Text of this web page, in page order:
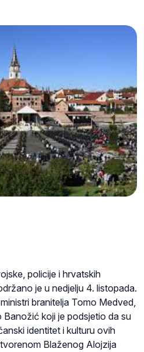
policije i hrvatskih
je u nedjelju 4. listopada.
branitelja Tomo Medved,
Banožić koji je podsjetio da su
identitet i kulturu ovih
Blaženog Alojzija